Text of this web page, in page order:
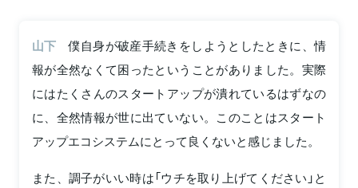
山下
僕自身が破産手続きをしようとしたときに、情
報が全然なくて困ったということがありました。実際
にはたくさんのスタートアップが潰れているはずなの
に、全然情報が世に出ていない。このことはスタート
アップエコシステムにとって良くないと感じました。
また、調子がいい時は「ウチを取り上げてください」と